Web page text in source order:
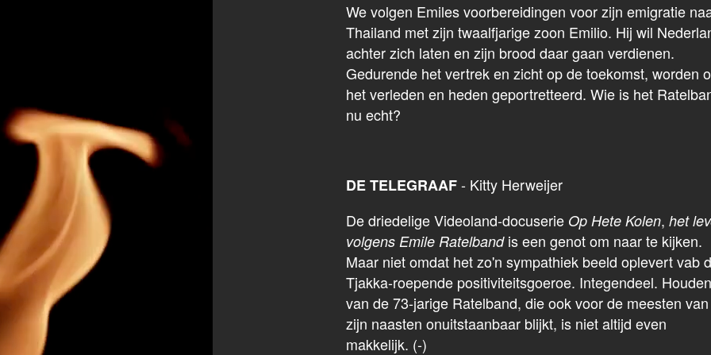
We volgen Emiles voorbereidingen voor zijn emigratie
Thailand met zijn twaalfjarige zoon Emilio. Hij wil
achter zich laten en zijn brood daar gaan verdienen.
Gedurende het vertrek en zicht op de toekomst, worden
het verleden en heden geportretteerd. Wie is het
nu echt?
DE TELEGRAAF- Kitty Herweijer
De driedelige Videoland-docuserie Op Hete Kolen, het
volgens Emile Ratelbandis een genot om naar te kijken.
Maar niet omdat het zo'n sympathiek beeld oplevert vab
Tjakka-roepende positiviteitsgoeroe. Integendeel. Houden
van de 73-jarige Ratelband, die ook voor de meesten van
zijn naasten onuitstaanbaar blijkt, is niet altijd even
makkelijk. (-)